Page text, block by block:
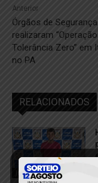
Anterior
Órgãos de
realizaram “Operação
Tolerância Zero” em
no PA
RELACIONADOS
Justiça